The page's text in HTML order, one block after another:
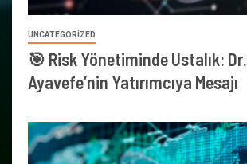
UNCATEGORIZED
🎯 Risk Yönetiminde Ustalık: Dr.
Ayavefe’nin Yatırımcıya Mesajı